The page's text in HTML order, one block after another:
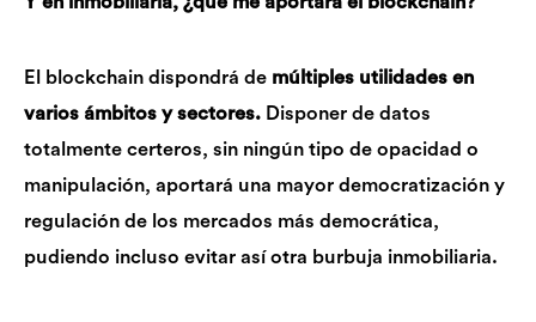
El blockchain dispondrá de múltiples utilidades en
varios ámbitos y sectores. Disponer de datos
totalmente certeros, sin ningún tipo de opacidad o
manipulación, aportará una mayor democratización y
regulación de los mercados más democrática,
pudiendo incluso evitar así otra burbuja inmobiliaria.